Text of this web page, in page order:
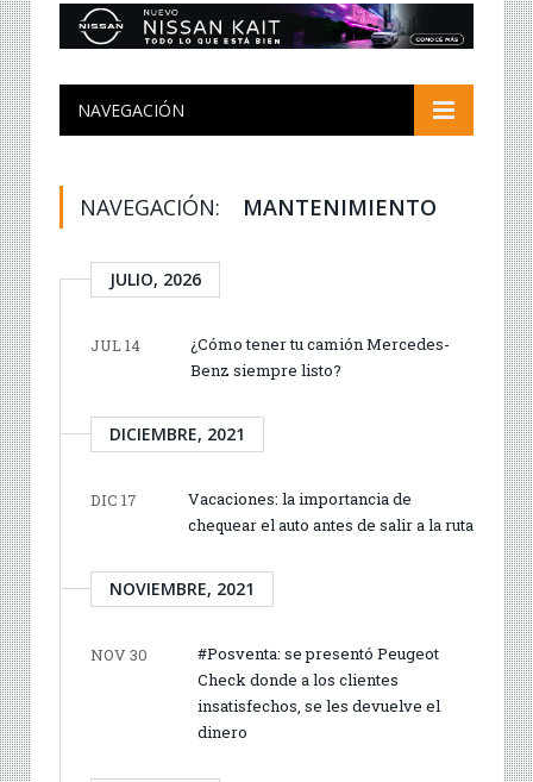
NAVEGACIÓN
NAVEGACIÓN: MANTENIMIENTO
JULIO, 2026
JUL 14
¿Cómo tener tu camión Mercedes-
Benz siempre listo?
DICIEMBRE, 2021
DIC 17
Vacaciones: la importancia de
chequear el auto antes de salir a la ruta
NOVIEMBRE, 2021
NOV 30
#Posventa: se presentó Peugeot
Check donde a los clientes
insatisfechos, se les devuelve el
dinero